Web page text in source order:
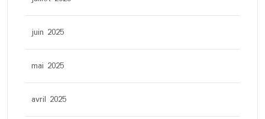
juin 2025
mai 2025
avril 2025